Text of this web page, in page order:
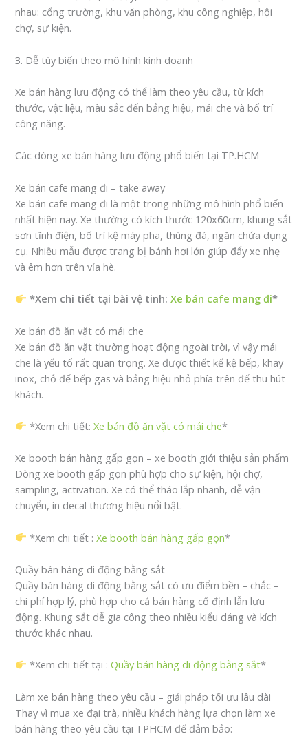
nhau: cổng trường, khu văn phòng, khu công nghiệp, hội
chợ, sự kiện.
3. Dễ tùy biến theo mô hình kinh doanh
Xe bán hàng lưu động có thể làm theo yêu cầu, từ kích
thước, vật liệu, màu sắc đến bảng hiệu, mái che và bố trí
công năng.
Các dòng xe bán hàng lưu động phổ biến tại TP.HCM
Xe bán cafe mang đi – take away
Xe bán cafe mang đi là một trong những mô hình phổ biến
nhất hiện nay. Xe thường có kích thước 120x60cm, khung sắt
sơn tĩnh điện, bố trí kệ máy pha, thùng đá, ngăn chứa dụng
cụ. Nhiều mẫu được trang bị bánh hơi lớn giúp đẩy xe nhẹ
và êm hơn trên vỉa hè.
*Xem chi tiết tại bài vệ tinh:Xe bán cafe mang đi*
Xe bán đồ ăn vặt có mái che
Xe bán đồ ăn vặt thường hoạt động ngoài trời, vì vậy mái
che là yếu tố rất quan trọng. Xe được thiết kế kệ bếp, khay
inox, chỗ để bếp gas và bảng hiệu nhỏ phía trên để thu hút
khách.
*Xem chi tiết:Xe bán đồ ăn vặt có mái che*
Xe booth bán hàng gấp gọn – xe booth giới thiệu sản phẩm
Dòng xe booth gấp gọn phù hợp cho sự kiện, hội chợ,
sampling, activation. Xe có thể tháo lắp nhanh, dễ vận
chuyển, in decal thương hiệu nổi bật.
*Xem chi tiết :Xe booth bán hàng gấp gọn*
Quầy bán hàng di động bằng sắt
Quầy bán hàng di động bằng sắt có ưu điểm bền – chắc –
chi phí hợp lý, phù hợp cho cả bán hàng cố định lẫn lưu
động. Khung sắt dễ gia công theo nhiều kiểu dáng và kích
thước khác nhau.
*Xem chi tiết tại :Quầy bán hàng di động bằng sắt*
Làm xe bán hàng theo yêu cầu – giải pháp tối ưu lâu dài
Thay vì mua xe đại trà, nhiều khách hàng lựa chọn làm xe
bán hàng theo yêu cầu tại TPHCM để đảm bảo: